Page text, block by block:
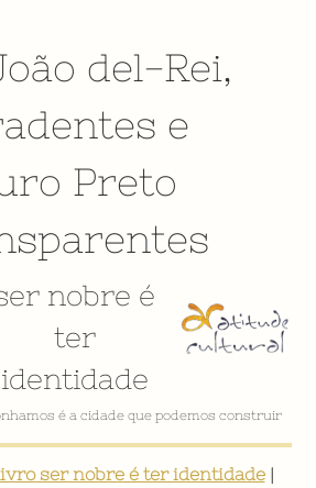
del-Rei,
e
Preto
nobre é
ter
identidade
é a cidade que podemos construir
ser nobre é ter identidade|